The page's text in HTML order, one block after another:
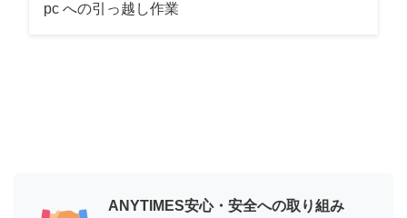
pc への引っ越し作業
ANYTIMES安心・安全への取り組み